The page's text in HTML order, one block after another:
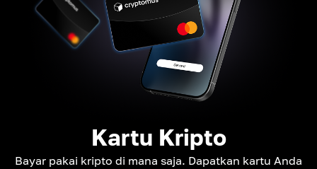
Kartu Kripto
Bayar pakai kripto di mana saja. Dapatkan kartu Anda